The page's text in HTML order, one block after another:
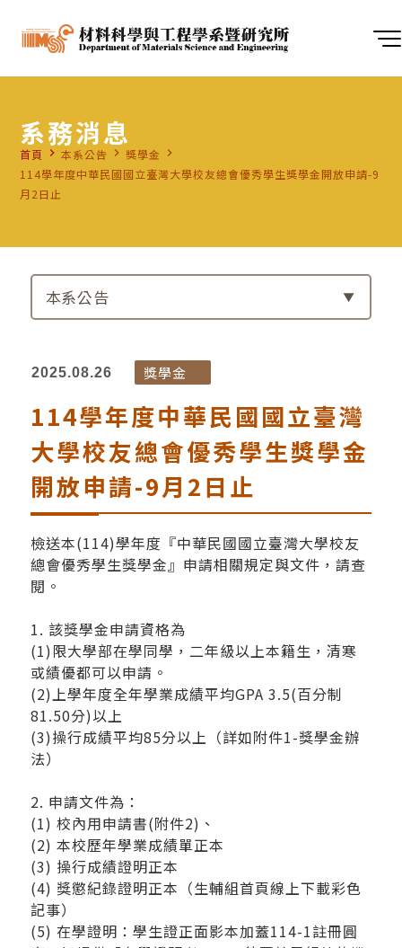
系務消息
首頁 navigate_next 本系公告 navigate_next 獎學金 navigate_next
114學年度中華民國國立臺灣大學校友總會優秀學生獎學金開放申請-9
月2日止
本系公告
2025.08.26 獎學金
114學年度中華民國國立臺灣
大學校友總會優秀學生獎學金
開放申請-9月2日止
檢送本(114)學年度『中華民國國立臺灣大學校友
總會優秀學生獎學金』申請相關規定與文件，請查
閱。
1. 該獎學金申請資格為
(1)限大學部在學同學，二年級以上本籍生，清寒
或績優都可以申請。
(2)上學年度全年學業成績平均GPA 3.5(百分制
81.50分)以上
(3)操行成績平均85分以上（詳如附件1-獎學金辦
法）
2. 申請文件為：
(1) 校內用申請書(附件2)、
(2) 本校歷年學業成績單正本
(3) 操行成績證明正本
(4) 獎懲紀錄證明正本（生輔組首頁線上下載彩色
記事）
(5) 在學證明：學生證正面影本加蓋114-1註冊圓